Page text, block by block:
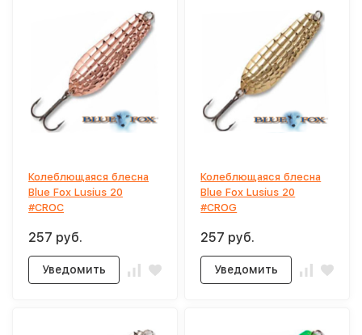
Колеблющаяся блесна
Blue Fox Lusius 20
#CROC
257 руб.
Уведомить
Колеблющаяся блесна
Blue Fox Lusius 20
#CROG
257 руб.
Уведомить